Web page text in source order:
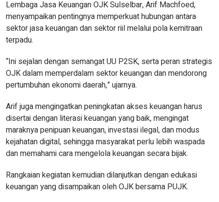
Lembaga Jasa Keuangan OJK Sulselbar, Arif Machfoed,
menyampaikan pentingnya memperkuat hubungan antara
sektor jasa keuangan dan sektor riil melalui pola kemitraan
terpadu.
“Ini sejalan dengan semangat UU P2SK, serta peran strategis
OJK dalam memperdalam sektor keuangan dan mendorong
pertumbuhan ekonomi daerah,” ujarnya.
Arif juga mengingatkan peningkatan akses keuangan harus
disertai dengan literasi keuangan yang baik, mengingat
maraknya penipuan keuangan, investasi ilegal, dan modus
kejahatan digital, sehingga masyarakat perlu lebih waspada
dan memahami cara mengelola keuangan secara bijak.
Rangkaian kegiatan kemudian dilanjutkan dengan edukasi
keuangan yang disampaikan oleh OJK bersama PUJK.